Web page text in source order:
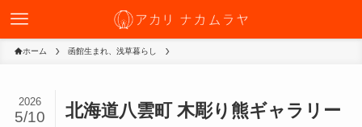
ホーム 函館生まれ、浅草暮らし
北海道八雲町 木彫り熊ギャラリー
2026
5/10